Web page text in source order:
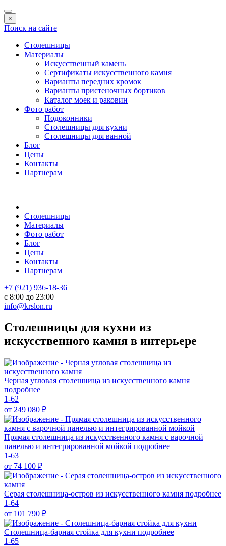
×
Поиск на сайте
Столешницы
Материалы
Искусственный камень
Сертификаты искусственного камня
Варианты передних кромок
Варианты пристеночных бортиков
Каталог моек и раковин
Фото работ
Подоконники
Столешницы для кухни
Столешницы для ванной
Блог
Цены
Контакты
Партнерам
Столешницы
Материалы
Фото работ
Блог
Цены
Контакты
Партнерам
+7 (921) 936-18-36
с 8:00 до 23:00
info@krslon.ru
Столешницы для кухни из
искусственного камня в интерьере
Черная угловая столешница из искусственного камня
подробнее
1-62
от 249 080 ₽
Прямая столешница из искусственного камня с варочной
панелью и интегрированной мойкой подробнее
1-63
от 74 100 ₽
Серая столешница-остров из искусственного камня подробнее
1-64
от 101 790 ₽
Столешница-барная стойка для кухни подробнее
1-65